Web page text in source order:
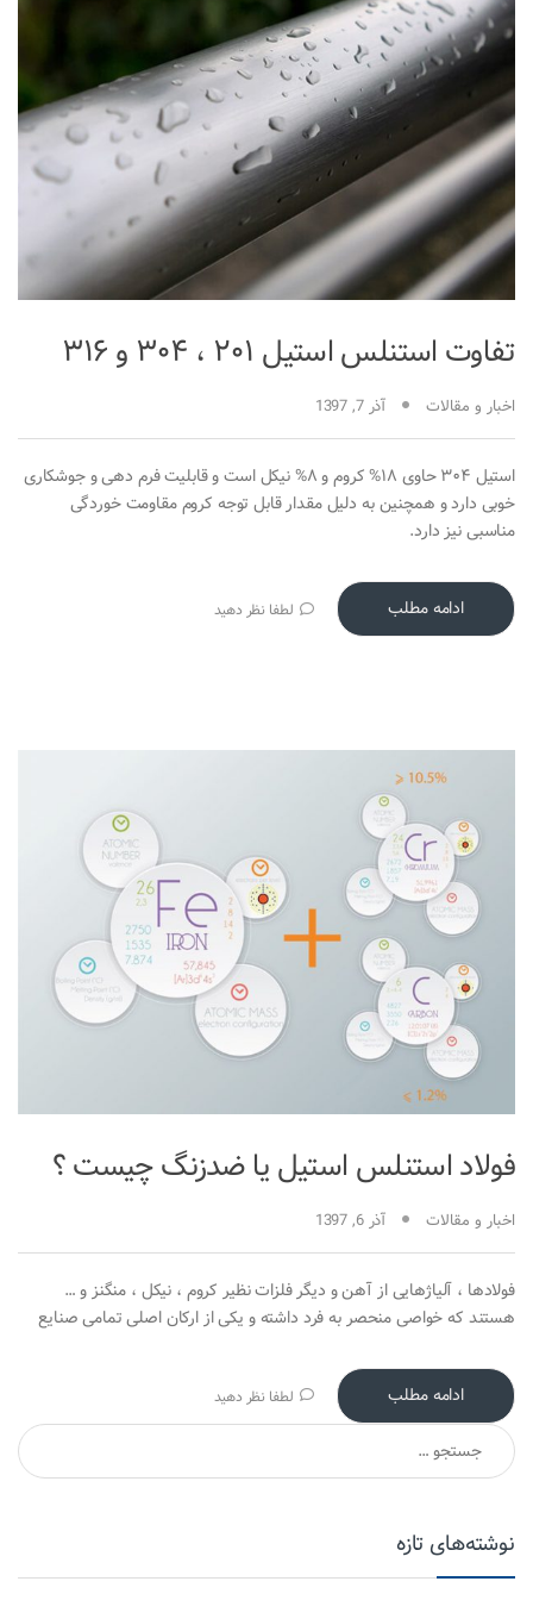
تفاوت استنلس استیل ۲۰۱ ، ۳۰۴ و ۳۱۶
اخبار و مقالات آذر 7, 1397
استیل ۳۰۴ حاوی ۱۸% کروم و ۸% نیکل است و قابلیت فرم دهی و جوشکاری
خوبی دارد و همچنین به دلیل مقدار قابل توجه کروم مقاومت خوردگی
مناسبی نیز دارد.
ادامه مطلب لطفا نظر دهید
فولاد استنلس استیل یا ضدزنگ چیست ؟
اخبار و مقالات آذر 6, 1397
فولادها ، آلیاژهایی از آهن و دیگر فلزات نظیر کروم ، نیکل ، منگنز و …
هستند که خواصی منحصر به فرد داشته و یکی از ارکان اصلی تمامی صنایع
ادامه مطلب لطفا نظر دهید
جستجو برای:
نوشته‌های تازه